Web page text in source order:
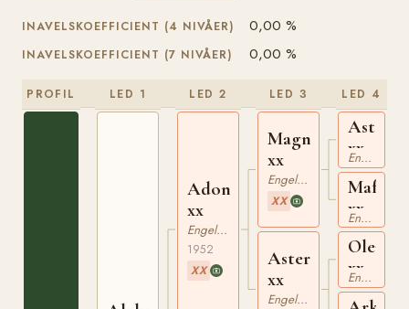
INAVELSKOEFFICIENT (4 NIVÅER) 0,00 %
INAVELSKOEFFICIENT (7 NIVÅER) 0,00 %
PROFIL LED 1 LED 2
Adonis
xx
Engelskt Fullblod
1952
XX
LED 3
Magnat
xx
Engelskt Fullblod
XX
Aster
xx
Engelskt Fullblod
LED 4
Asterus
xxEngelskt Fullblod
Mafalda
xxEngelskt Fullblod
xxEngelskt Fullblod